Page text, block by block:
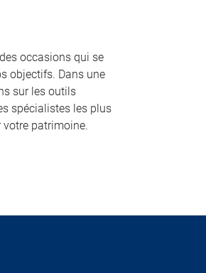
occasions qui se
objectifs. Dans une
sur les outils
spécialistes les plus
votre patrimoine.